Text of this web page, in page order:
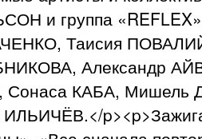
и группа
Таисия
Александр
КАБА, Мишель